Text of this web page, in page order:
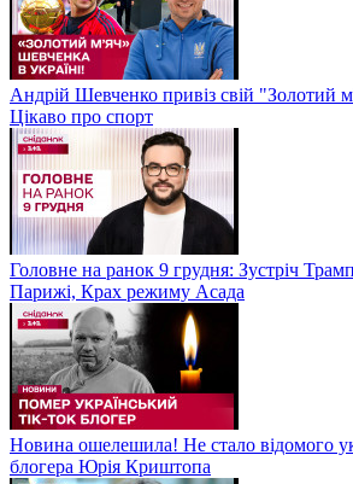
Андрій Шевченко привіз свій "Золотий
Цікаво про спорт
Головне на ранок 9 грудня: Зустріч
Парижі, Крах режиму Асада
Новина ошелешила! Не стало відомого
блогера Юрія Криштопа